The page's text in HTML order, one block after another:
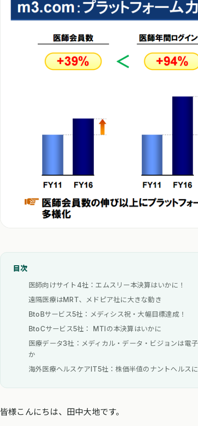
目次
医師向けサイト4社：エムスリー本決算はいかに！
遠隔医療はMRT、メドピア社に大きな動き
BtoBサービス5社：メディシス祝・大幅目標達成！
BtoCサービス5社： MTIの本決算はいかに
医療データ3社：メディカル・データ・ビジョンは電
か
海外医療ヘルスケアIT5社：株価半値のナントヘルス
皆様こんにちは、田中大地です。